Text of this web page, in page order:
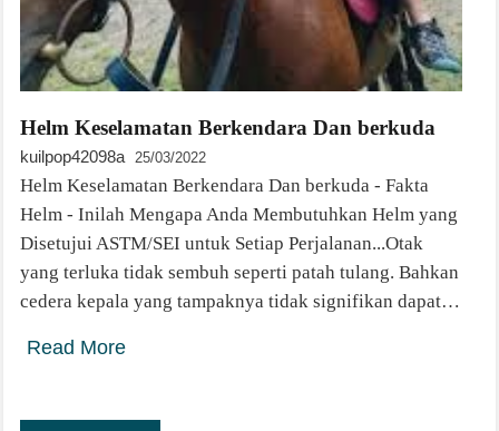
Helm Keselamatan Berkendara Dan berkuda
kuilpop42098a 25/03/2022
Helm Keselamatan Berkendara Dan berkuda - Fakta
Helm - Inilah Mengapa Anda Membutuhkan Helm yang
Disetujui ASTM/SEI untuk Setiap Perjalanan...Otak
yang terluka tidak sembuh seperti patah tulang. Bahkan
cedera kepala yang tampaknya tidak signifikan dapat…
Read More